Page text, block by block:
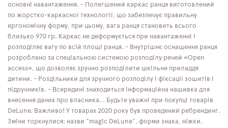
основні навантаження. - Полегшений каркас ранця виготовлений
по жорстко-каркасної технології, що забезпечує правильну
ергономічну форму, при цьому, вага ранця становить всього
близько 970 гр. Каркас не деформується при навантаженні і
розподіляє вагу по всій площі ранця. - Внутрішнє оснащення ранця
розроблено за спеціальною системою розподілу речей «Open
access», що дозволяє зручно розподілити шкільне приладдя
дитини. - Роздільники для зручного розподілу і фіксації зошитів і
підручників. - Всередині знаходиться інформаційна нашивка для
внесення даних про власника. . Будьте уважні при покупці товарів
DeLune. Важливо! У товарах 2020 року був проведений ребрендинг.
Зміни торкнулися: назви "magic DeLune", форми знака, ніжки,